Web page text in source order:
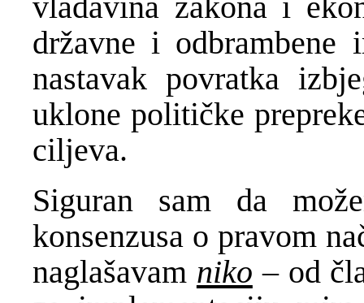
državne i odbrambene
nastavak povratka
uklone političke
ciljeva.
Siguran sam da
konsenzusa o pravom
naglašavam niko – od